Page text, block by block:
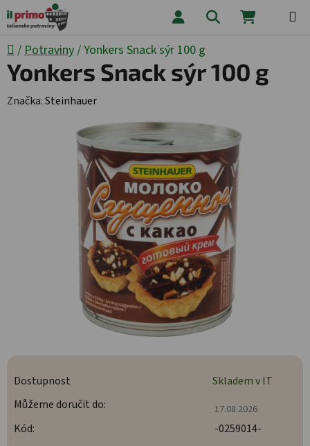
Přejít na obsah Hledat
Domů
/ Potraviny/Yonkers Snack sýr 100 g
Dostupnost
Skladem v IT
Můžeme doručit do:
17.08.2026
Kód: -0259014-
Yonkers Snack sýr 100 g
Značka:Steinhauer